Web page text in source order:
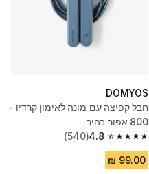
DOMYOS
חבל קפיצה עם מונה לאימון קרדיו -
800 אפור בהיר
4.8
4.8 out of 5 stars from 540 reviews
(540)